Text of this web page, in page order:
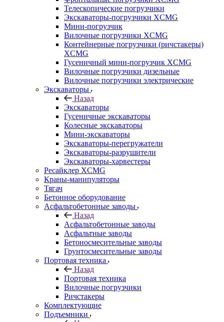
Телескопические погрузчики
Экскаваторы-погрузчики XCMG
Мини-погрузчик
Вилочные погрузчики XCMG
Контейнерные погрузчики (ричстакеры)
XCMG
Гусеничный мини-погрузчик XCMG
Вилочные погрузчики дизельные
Вилочные погрузчики электрические
Экскаваторы
Назад
Экскаваторы
Гусеничные экскаваторы
Колесные экскаваторы
Мини-экскаваторы
Экскаваторы-перегружатели
Экскаваторы-разрушители
Экскаваторы-харвестеры
Ресайклер XCMG
Краны-манипуляторы
Тягач
Бетонное оборудование
Асфальтобетонные заводы
Назад
Асфальтобетонные заводы
Асфальтные заводы
Бетоносмесительные заводы
Грунтосмесительные заводы
Портовая техника
Назад
Портовая техника
Вилочные погрузчики
Ричстакеры
Комплектующие
Подъемники